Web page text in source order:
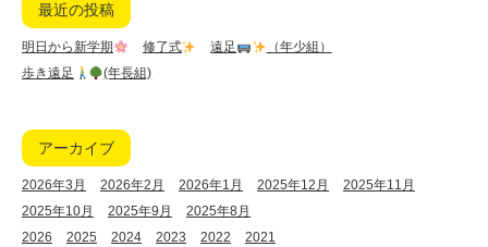
最近の投稿
明日から新学期 修了式 遠足
（年少組）
歩き遠足
(年長組)
アーカイブ
2026年3月 2026年2月 2026年1月 2025年12月
2025年11月
2025年10月
2025年9月
2025年8月
2026
2025 2024 2023 2022 2021